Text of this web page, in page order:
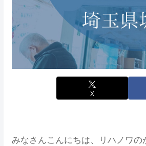
X
みなさんこんにちは、リハノワの